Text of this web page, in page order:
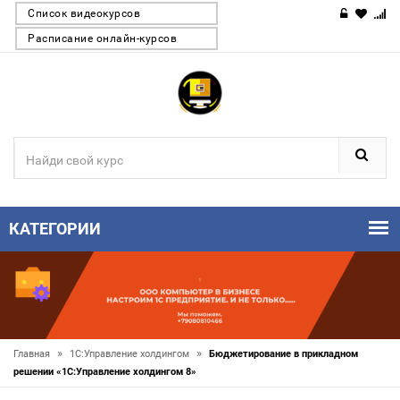
Список видеокурсов
Расписание онлайн-курсов
КАТЕГОРИИ
Главная » 1С:Управление холдингом »
Бюджетирование в прикладном
решении «1С:Управление холдингом 8»